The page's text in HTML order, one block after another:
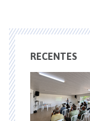
RECENTES